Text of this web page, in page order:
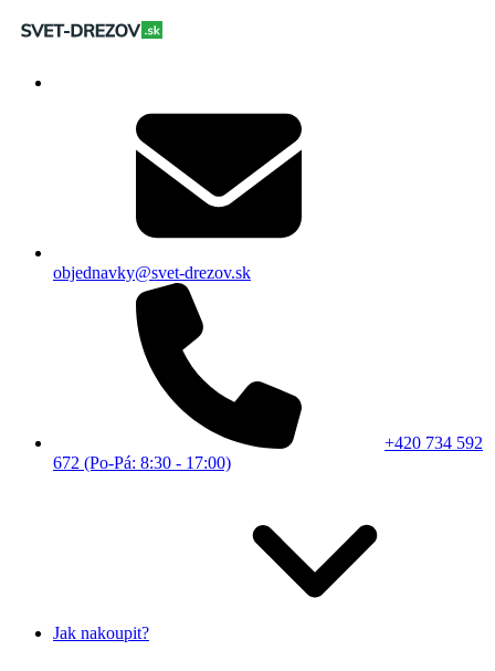
objednavky@svet-drezov.sk
+420 734 592
672 (Po-Pá: 8:30 - 17:00)
Jak nakoupit?